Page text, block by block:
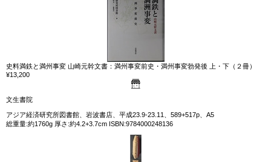
史料満鉄と満州事変 山崎元幹文書：満州事変前史・満州事変勃発後 上・下（２冊）
¥13,200
文生書院
アジア経済研究所図書館、岩波書店、平成23.9-23.11、589+517p、A5
総重量:約1760g 厚さ:約4.2+3.7cm ISBN:9784000248136